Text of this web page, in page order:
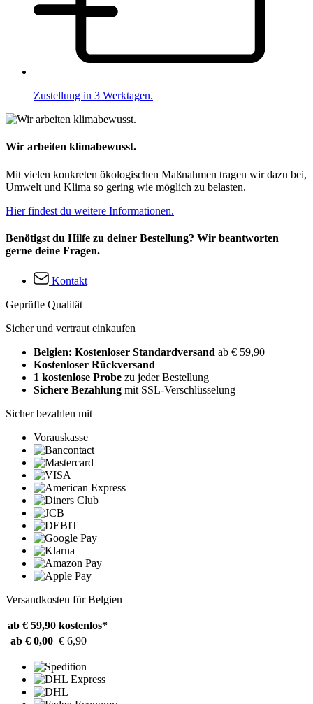
Zustellung in 3 Werktagen.
Wir arbeiten klimabewusst.
Mit vielen konkreten ökologischen Maßnahmen tragen wir dazu bei,
Umwelt und Klima so gering wie möglich zu belasten.
Hier findest du weitere Informationen.
Benötigst du Hilfe zu deiner Bestellung? Wir beantworten
gerne deine Fragen.
Kontakt
Geprüfte Qualität
Sicher und vertraut einkaufen
Belgien: Kostenloser Standardversand ab € 59,90
Kostenloser Rückversand
1 kostenlose Probe zu jeder Bestellung
Sichere Bezahlung mit SSL-Verschlüsselung
Sicher bezahlen mit
Vorauskasse
Versandkosten für Belgien
ab € 59,90 kostenlos*
ab € 0,00 € 6,90